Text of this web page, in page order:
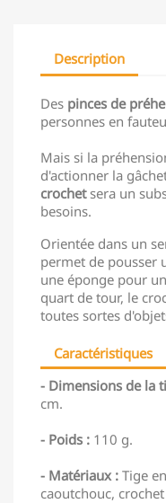
Description
Des pinces de
personnes en
Mais si la
d'actionner la
crochetsera un
besoins.
Orientée dans un
permet de pousser
une éponge pour
quart de tour, le
toutes sortes
Caractéristiques
- Dimensions de la
cm.
- Poids : 110 g.
- Matériaux : Tige
caoutchouc,